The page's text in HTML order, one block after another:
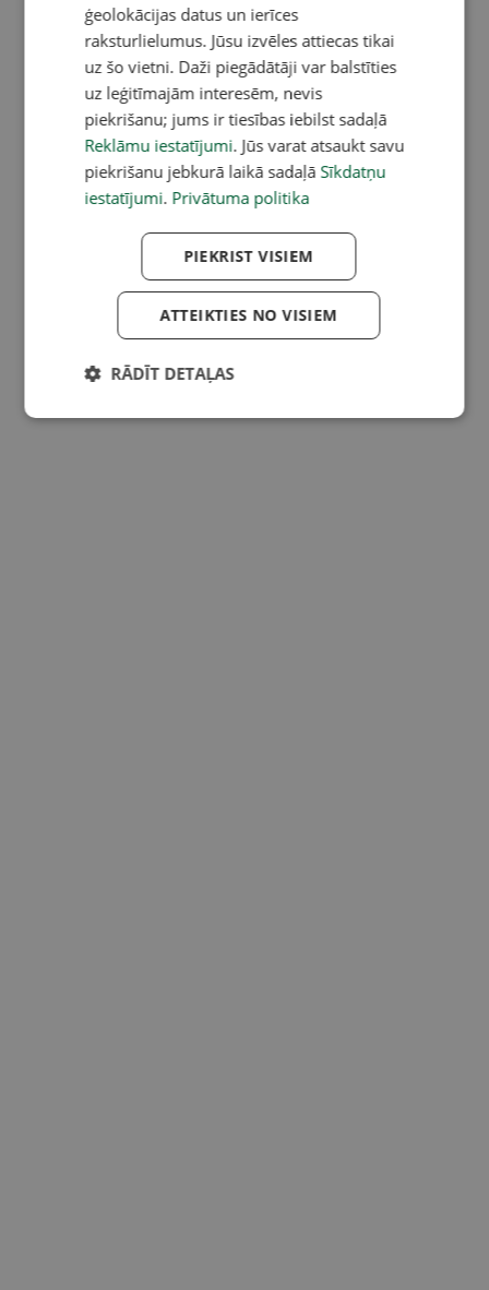
ģeolokācijas datus un ierīces
raksturlielumus. Jūsu izvēles attiecas tikai
uz šo vietni. Daži piegādātāji var balstīties
uz leģitīmajām interesēm, nevis
piekrišanu; jums ir tiesības iebilst sadaļā
Reklāmu iestatījumi. Jūs varat atsaukt savu
piekrišanu jebkurā laikā sadaļā Sīkdatņu
iestatījumi. Privātuma politika
PIEKRIST VISIEM
ATTEIKTIES NO VISIEM
RĀDĪT DETAĻAS